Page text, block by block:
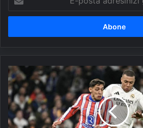
posta
adresinizi
UEFA
Şampiyonlar
Ligi'nde
"Madrid"
derbisi:
Real